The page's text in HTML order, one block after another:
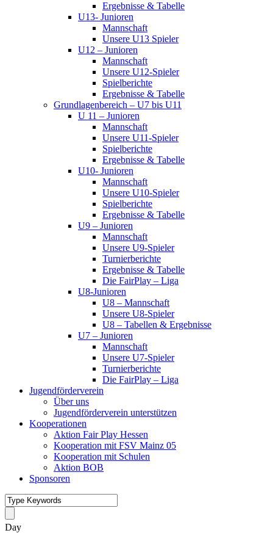
Ergebnisse & Tabelle
U13- Junioren
Mannschaft
Unsere U13 Spieler
U12 – Junioren
Mannschaft
Unsere U12-Spieler
Spielberichte
Ergebnisse & Tabelle
Grundlagenbereich – U7 bis U11
U 11 – Junioren
Mannschaft
Unsere U11-Spieler
Spielberichte
Ergebnisse & Tabelle
U10- Junioren
Mannschaft
Unsere U10-Spieler
Spielberichte
Ergebnisse & Tabelle
U9 – Junioren
Mannschaft
Unsere U9-Spieler
Turnierberichte
Ergebnisse & Tabelle
Die FairPlay – Liga
U8-Junioren
U8 – Mannschaft
Unsere U8-Spieler
U8 – Tabellen & Ergebnisse
U7 – Junioren
Mannschaft
Unsere U7-Spieler
Turnierberichte
Die FairPlay – Liga
Jugendförderverein
Über uns
Jugendförderverein unterstützen
Kooperationen
Aktion Fair Play Hessen
Kooperation mit FSV Mainz 05
Kooperation mit Schulen
Aktion BOB
Sponsoren
Day